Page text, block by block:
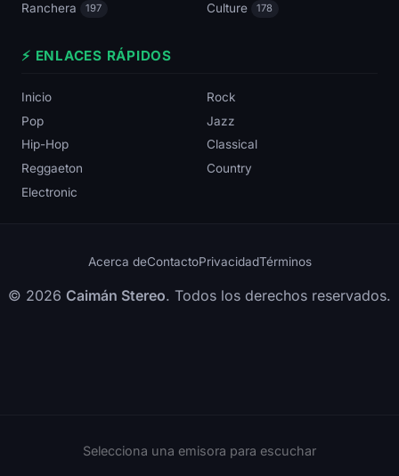
Ranchera 197 Culture 178
⚡ ENLACES RÁPIDOS
Inicio
Rock
Pop
Jazz
Hip-Hop
Classical
Reggaeton
Country
Electronic
Acerca deContactoPrivacidadTérminos
© 2026 Caimán Stereo. Todos los derechos reservados.
Selecciona una emisora para escuchar